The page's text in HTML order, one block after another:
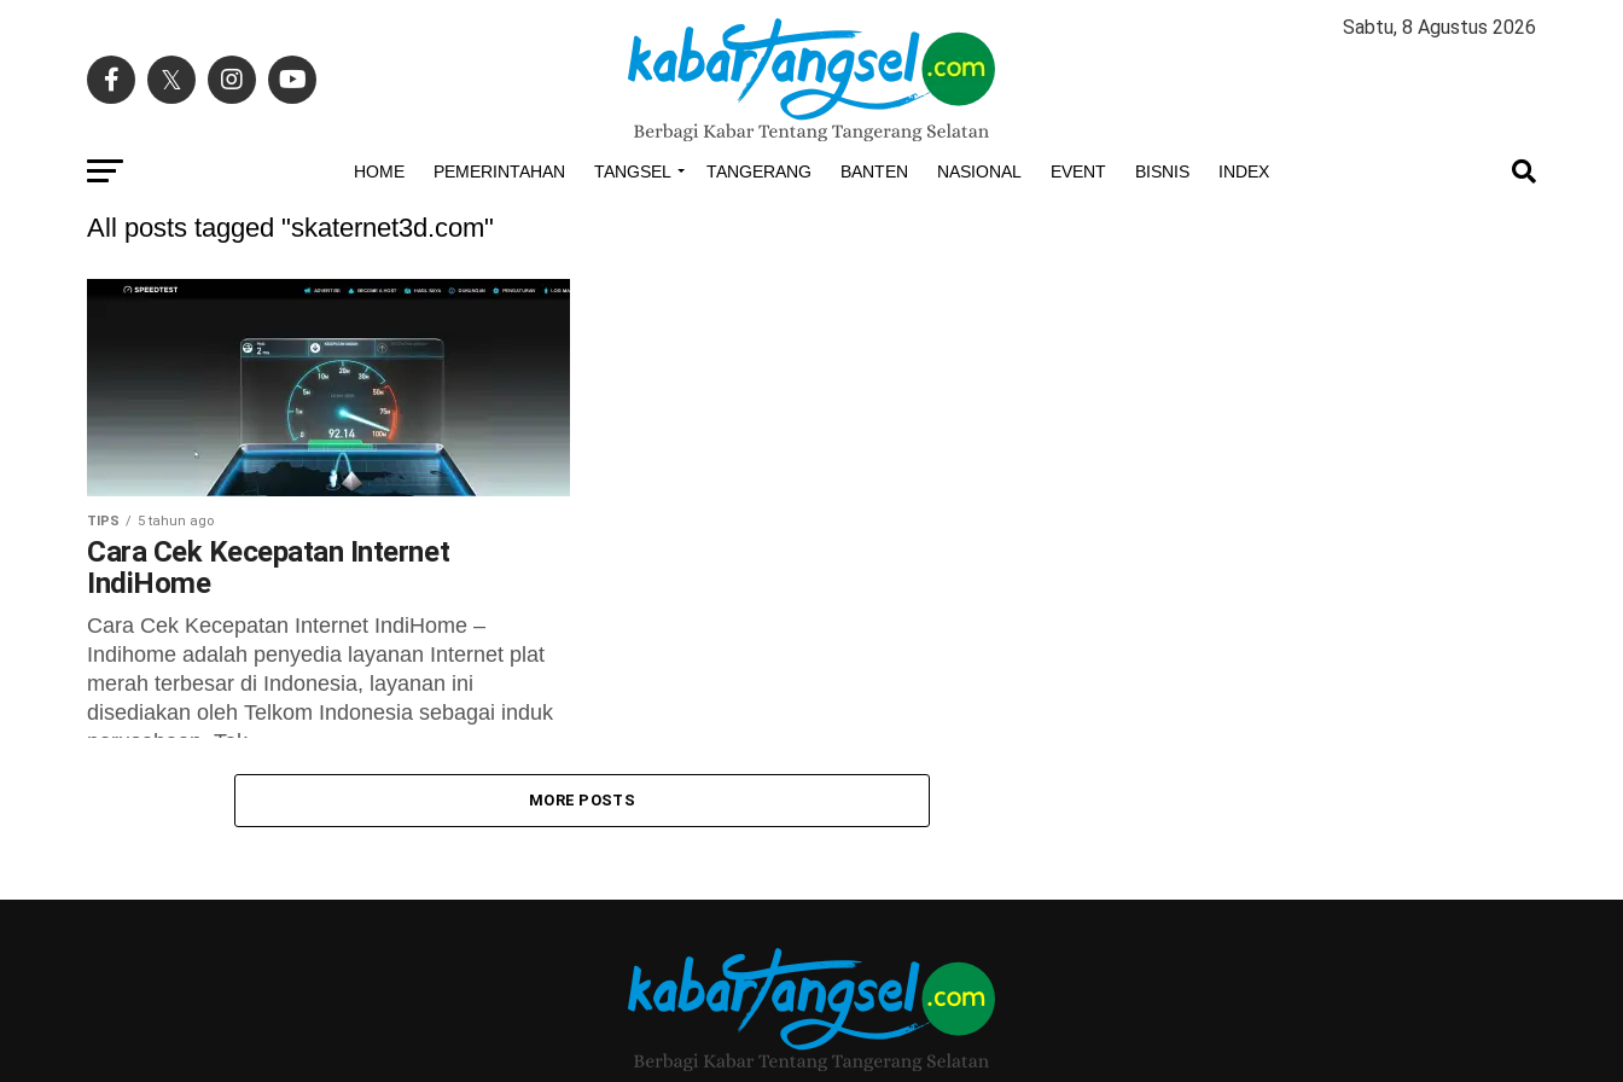
Sabtu, 8 Agustus 2026
HOME PEMERINTAHAN TANGSEL TANGERANG BANTEN NASIONAL EVENT BISNIS INDEX
All posts tagged "skaternet3d.com"
TIPS 5 tahun ago
Cara Cek Kecepatan Internet
IndiHome
Cara Cek Kecepatan Internet IndiHome –
Indihome adalah penyedia layanan Internet plat
merah terbesar di Indonesia, layanan ini
disediakan oleh Telkom Indonesia sebagai induk
perusahaan. Tak...
MORE POSTS